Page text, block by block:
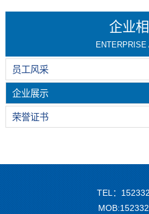
企业
ENTERPRISE
员工风采
企业展示
荣誉证书
TEL：